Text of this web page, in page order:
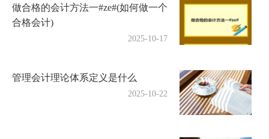
做合格的会计方法一#ze#(如何做一个
合格会计)
2025-10-17
管理会计理论体系定义是什么
2025-10-22